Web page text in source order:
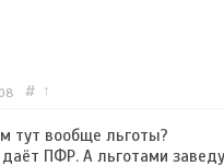
# ↑
тут вообще льготы?
даёт ПФР. А льготами